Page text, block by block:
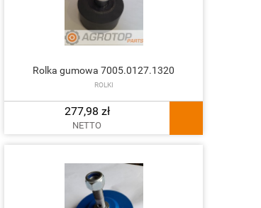
Rolka gumowa 7005.0127.1320
ROLKI
277,98 zł
NETTO